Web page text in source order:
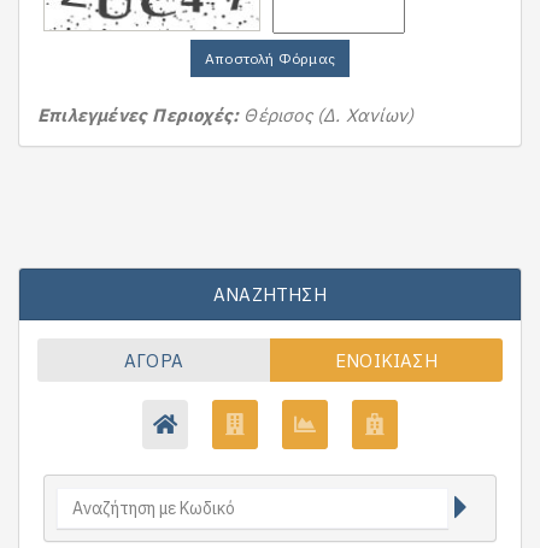
Αποστολή Φόρμας
Επιλεγμένες Περιοχές: Θέρισος (Δ. Χανίων)
ΑΝΑΖΉΤΗΣΗ
ΑΓΟΡΆ ΕΝΟΙΚΊΑΣΗ